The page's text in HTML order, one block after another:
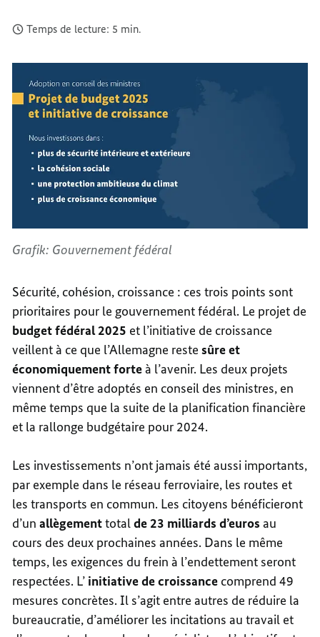
Temps de lecture: 5 min.
Grafik: Gouvernement fédéral
Sécurité, cohésion, croissance : ces trois points sont
prioritaires pour le gouvernement fédéral. Le projet de
budget fédéral 2025 et l’initiative de croissance
veillent à ce que l’Allemagne restesûre et
économiquement forteà l’avenir. Les deux projets
viennent d’être adoptés en conseil des ministres, en
même temps que la suite de la planification financière
et la rallonge budgétaire pour 2024.
Les investissements n’ont jamais été aussi importants,
par exemple dans le réseau ferroviaire, les routes et
les transports en commun. Les citoyens bénéficieront
d’unallègementtotalde 23 milliards d’euros au
cours des deux prochaines années. Dans le même
temps, les exigences du frein à l’endettement seront
respectées. L’ initiative de croissance comprend 49
mesures concrètes. Il s’agit entre autres de réduire la
bureaucratie, d’améliorer les incitations au travail et